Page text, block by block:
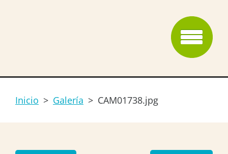
Inicio > Galería > CAM01738.jpg